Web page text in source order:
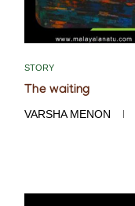
STORY
The waiting
VARSHA MENON